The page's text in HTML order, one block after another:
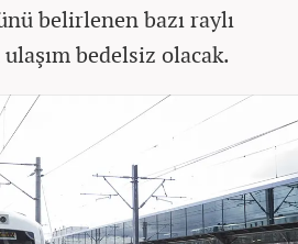
belirlenen bazı raylı
bedelsiz olacak.